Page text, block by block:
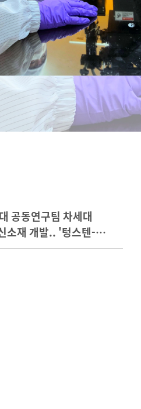
공동연구팀 차세대
소재 개발.. '텅스텐-
'